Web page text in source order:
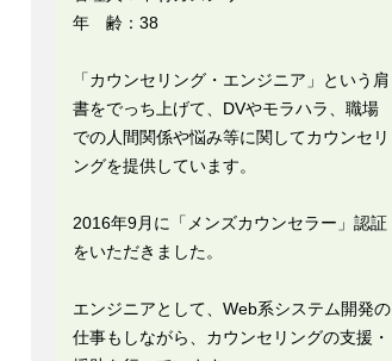
年 齢：38
「カウンセリング・エンジニア」という肩
書をでっち上げて、DVやモラハラ、職場
での人間関係や悩み等に関してカウンセリ
ングを提供しています。
2016年9月に「メンズカウンセラー」認証
をいただきました。
エンジニアとして、Web系システム開発の
仕事もしながら、カウンセリングの支援・